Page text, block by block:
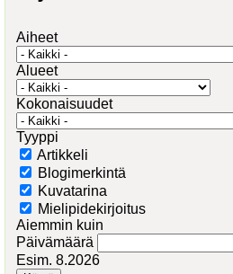
Aiheet
Alueet
Kokonaisuudet
Tyyppi
Artikkeli
Blogimerkintä
Kuvatarina
Mielipidekirjoitus
Aiemmin kuin
Päivämäärä
Esim. 8.2026